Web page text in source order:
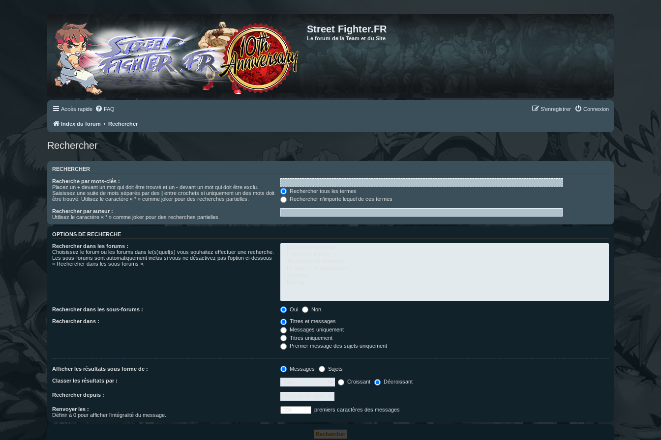
Street Fighter.FR
Le forum de la Team et du Site
Accès rapide FAQ Connexion
S’enregistrer
Index du forum Rechercher
Rechercher
RECHERCHER
Recherche par mots-clés :
Placez un + devant un mot qui doit être trouvé et un - devant un mot qui doit être exclu.
Saisissez une suite de mots séparés par des | entre crochets si uniquement un des mots doit
être trouvé. Utilisez le caractère « * » comme joker pour des recherches partielles.
Rechercher tous les termes
Rechercher n’importe lequel de ces termes
Rechercher par auteur :
Utilisez le caractère « * » comme joker pour des recherches partielles.
OPTIONS DE RECHERCHE
Rechercher dans les forums :
Choisissez le forum ou les forums dans le(s)quel(s) vous souhaitez effectuer une recherche.
Les sous-forums sont automatiquement inclus si vous ne désactivez pas l’option ci-dessous
« Rechercher dans les sous-forums ».
Rechercher dans les sous-forums : Oui Non
Rechercher dans :
Titres et messages
Messages uniquement
Titres uniquement
Premier message des sujets uniquement
Afficher les résultats sous forme de : Messages Sujets
Classer les résultats par : Croissant Décroissant
Rechercher depuis :
Renvoyer les :
Définir à 0 pour afficher l’intégralité du message.
premiers caractères des messages